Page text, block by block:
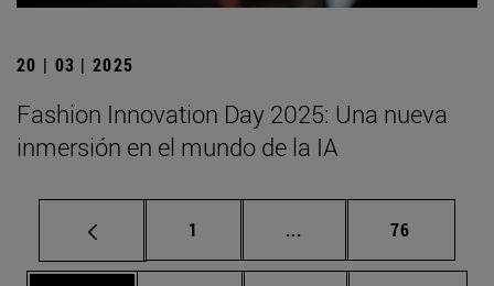
20 | 03 | 2025
Fashion Innovation Day 2025: Una nueva
inmersión en el mundo de la IA
Página
1 ... Páginas intermedias
Página
76